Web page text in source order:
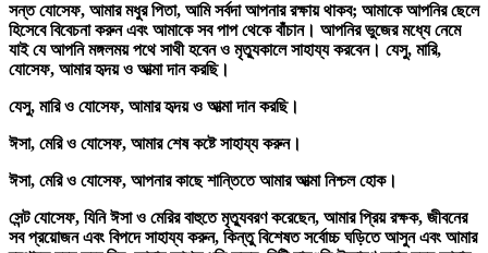
সন্ত যোসেফ, আমার মধুর পিতা, আমি সর্বদা আপনার রক্ষায় থাকব; আমাকে আপনির ছেলে
হিসেবে বিবেচনা করুন এবং আমাকে সব পাপ থেকে বাঁচান। আপনির ভুজের মধ্যে নেমে
যাই যে আপনি মঙ্গলময় পথে সাথী হবেন ও মৃত্যুকালে সাহায্য করবেন। যেসু, মারি,
যোসেফ, আমার হৃদয় ও আত্মা দান করছি।
যেসু, মারি ও যোসেফ, আমার হৃদয় ও আত্মা দান করছি।
ঈসা, মেরি ও যোসেফ, আমার শেষ কষ্টে সাহায্য করুন।
ঈসা, মেরি ও যোসেফ, আপনার কাছে শান্তিতে আমার আত্মা নিশ্চল হোক।
সেন্ট যোসেফ, যিনি ঈসা ও মেরির বাহুতে মৃত্যুবরণ করেছেন, আমার প্রিয় রক্ষক, জীবনের
সব প্রয়োজন এবং বিপদে সাহায্য করুন, কিন্তু বিশেষত সর্বোচ্চ ঘড়িতে আসুন এবং আমার